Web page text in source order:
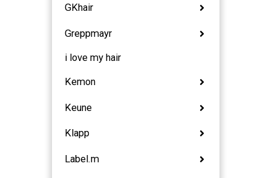
GKhair
Greppmayr
i love my hair
Kemon
Keune
Klapp
Label.m